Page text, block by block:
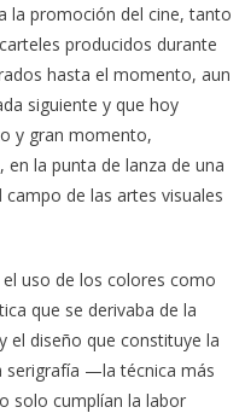
la promoción del cine, tanto
producidos durante
hasta el momento, aun
siguiente y que hoy
y gran momento,
la punta de lanza de una
de las artes visuales
uso de los colores como
que se derivaba de la
el diseño que constituye la
serigrafía —la técnica más
solo cumplían la labor